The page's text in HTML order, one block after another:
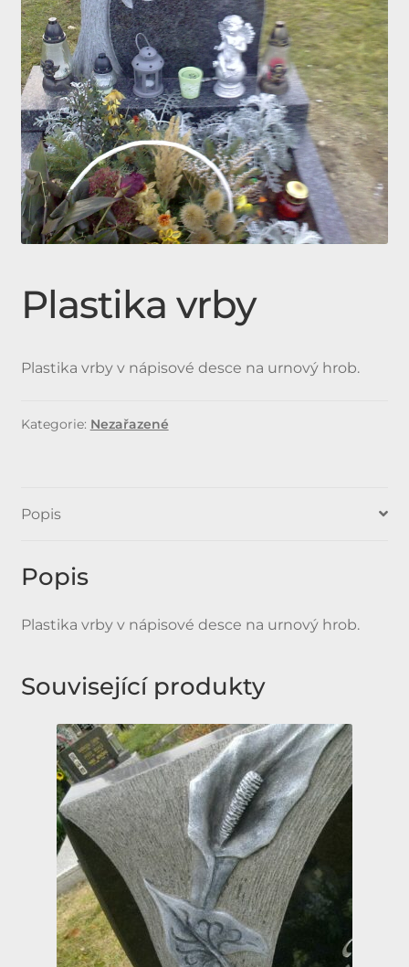
Doplňky
child
menu
Produkty
Urnové hroby skladem
Jednohroby, Dvojhroby
Plastika vrby
Plastika vrby v nápisové desce na urnový hrob.
Kategorie: Nezařazené
Popis
Popis
Plastika vrby v nápisové desce na urnový hrob.
Související produkty